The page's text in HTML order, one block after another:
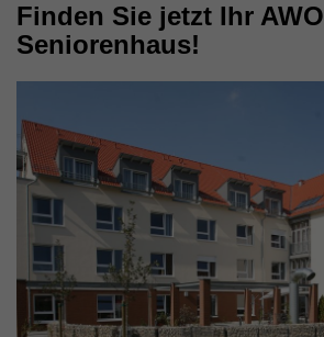
Finden Sie jetzt Ihr AWO
Seniorenhaus!